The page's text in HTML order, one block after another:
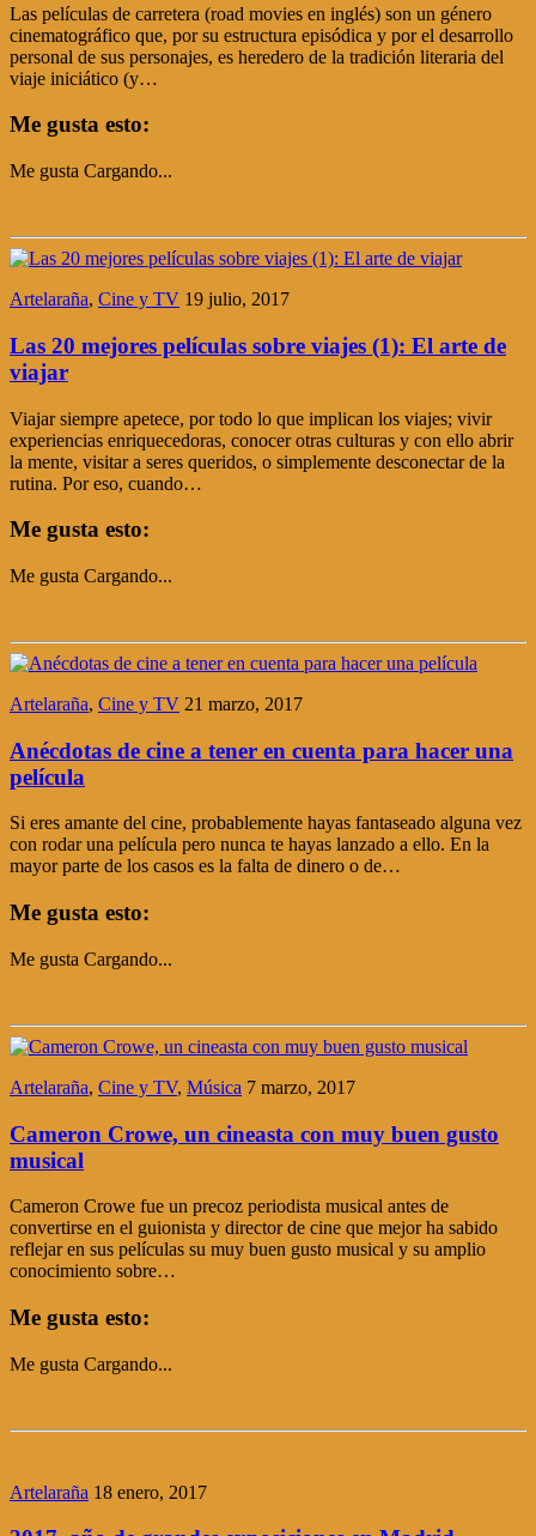
Las películas de carretera (road movies en inglés) son un género
cinematográfico que, por su estructura episódica y por el desarrollo
personal de sus personajes, es heredero de la tradición literaria del
viaje iniciático (y…
Me gusta esto:
Me gusta Cargando...
Artelaraña, Cine y TV 19 julio, 2017
Las 20 mejores películas sobre viajes (1): El arte de
viajar
Viajar siempre apetece, por todo lo que implican los viajes; vivir
experiencias enriquecedoras, conocer otras culturas y con ello abrir
la mente, visitar a seres queridos, o simplemente desconectar de la
rutina. Por eso, cuando…
Me gusta esto:
Me gusta Cargando...
Artelaraña, Cine y TV 21 marzo, 2017
Anécdotas de cine a tener en cuenta para hacer una
película
Si eres amante del cine, probablemente hayas fantaseado alguna vez
con rodar una película pero nunca te hayas lanzado a ello. En la
mayor parte de los casos es la falta de dinero o de…
Me gusta esto:
Me gusta Cargando...
Artelaraña, Cine y TV, Música 7 marzo, 2017
Cameron Crowe, un cineasta con muy buen gusto
musical
Cameron Crowe fue un precoz periodista musical antes de
convertirse en el guionista y director de cine que mejor ha sabido
reflejar en sus películas su muy buen gusto musical y su amplio
conocimiento sobre…
Me gusta esto:
Me gusta Cargando...
Artelaraña 18 enero, 2017